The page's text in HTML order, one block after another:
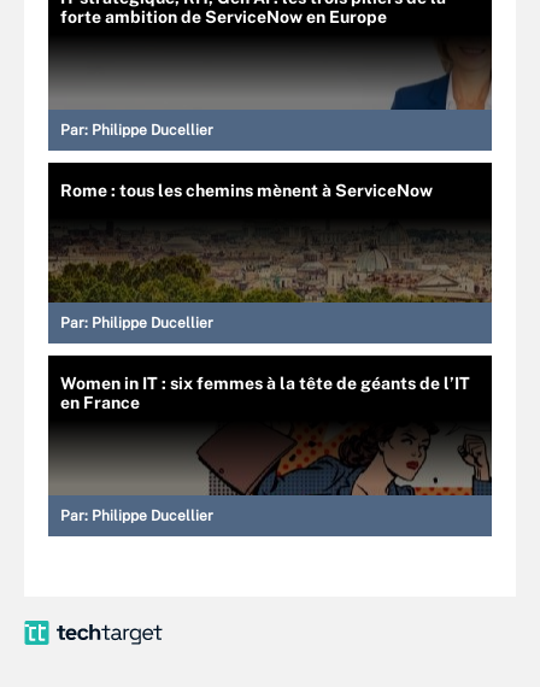
forte ambition de ServiceNow en Europe
Par: Philippe Ducellier
Rome : tous les chemins mènent à ServiceNow
Par: Philippe Ducellier
Women in IT : six femmes à la tête de géants de l’IT
en France
Par: Philippe Ducellier